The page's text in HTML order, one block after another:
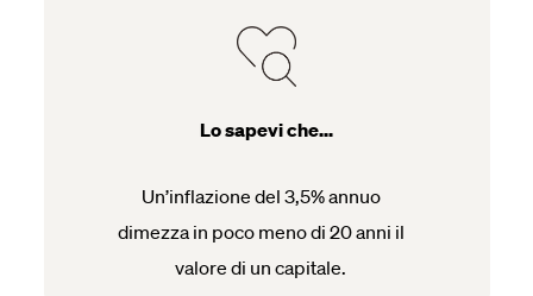
Lo sapevi che...
Un’inflazione del 3,5% annuo
dimezza in poco meno di 20 anni il
valore di un capitale.